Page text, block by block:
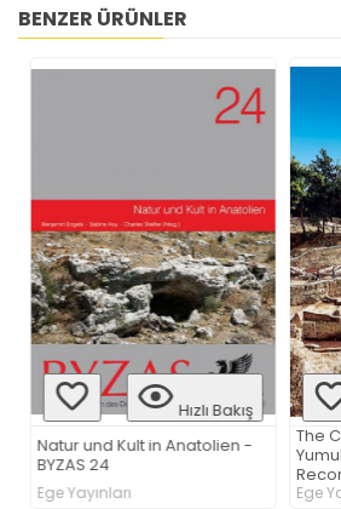
BENZER ÜRÜNLER
Hızlı Bakış
Natur und Kult in Anatolien -
BYZAS 24
Ege Yayınları
The
Ege